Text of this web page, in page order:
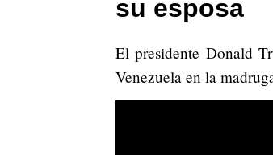
su esposa
El presidente Donald
Venezuela en la